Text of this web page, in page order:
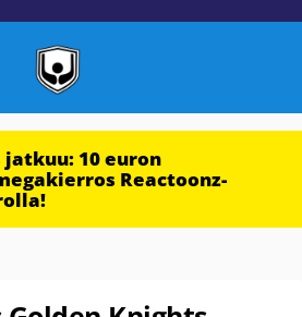
10 euron
Reactoonz-